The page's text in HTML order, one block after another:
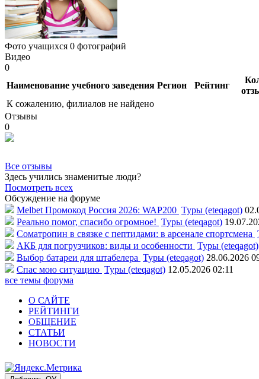
Фото учащихся 0 фотографий
Видео
0
Наименование учебного заведения Регион Рейтинг
К сожалению, филиалов не найдено
Отзывы
0
Все отзывы
Здесь учились знаменитые люди?
Посмотреть всех
Обсуждение на форуме
Melbet Промокод Россия 2026: WAP200 Туры (eteqagot)
Реально помог, спасибо огромное! Туры (eteqagot)
Соматропин в связке с пептидами: в арсенале спортсмена
АКБ для погрузчиков: виды и особенности Туры (eteqagot)
Выбор батареи для штабелера Туры (eteqagot) 28.06.2026
Спас мою ситуацию Туры (eteqagot) 12.05.2026 02:11
все темы форума
О САЙТЕ
РЕЙТИНГИ
ОБЩЕНИЕ
СТАТЬИ
НОВОСТИ